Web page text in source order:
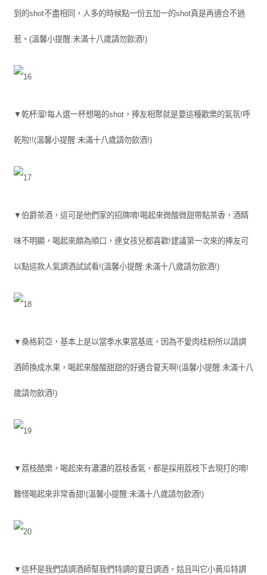
到的shot不盡相同，人多的時候點一份五加一的shot真是再適合不過
惹。(溫馨小提醒:未滿十八歲請勿飲酒!)
▼乾杯溜!每人選一杯想喝的shot，捧友相聚就是要這種歡樂的氣氛!呼
乾啦!!(溫馨小提醒:未滿十八歲請勿飲酒!)
▼伯爵茶酒，這可是他們家的招牌唷!喝起來微酸微甜帶點茶香，酒精
味不明顯，喝起來頗為順口，連女孩兒都喜歡!建議第一次來的捧友可
以點這款人氣調酒試試看!(溫馨小提醒:未滿十八歲請勿飲酒!)
▼桑格莉亞，基本上是以當季水果當基底，因為不愛肉桂粉所以請調
酒師換成水果，喝起來酸酸甜甜的好適合夏天啊!(溫馨小提醒:未滿十八
歲請勿飲酒!)
▼荔枝酷樂，喝起來有濃濃的荔枝香氣，都是採用荔枝下去現打的唷!
難怪喝起來非常香甜!(溫馨小提醒:未滿十八歲請勿飲酒!)
▼這杯是我們請調酒師幫我們特調的夏日調酒，姑且叫它小黃瓜特調